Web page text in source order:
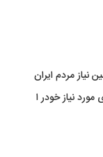
نیاز مردم ایران
نیاز خودر ا